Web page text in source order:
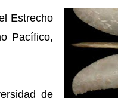
Estrecho
Pacífico,
de